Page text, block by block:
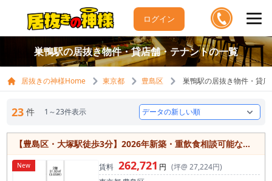
ログイン
巣鴨駅の居抜き物件・貸店舗・テナントの一覧
居抜きの神様Home 東京都 豊島区 巣鴨駅の居抜き物件・貸
23 件 1～23件表示
【豊島区・大塚駅徒歩3分】2026年新築・重飲食相談可能な貸店舗／約31㎡・1フロア1テナント／スケルトン・駅近
New 賃料 262,721 円 (坪@ 27,224円)